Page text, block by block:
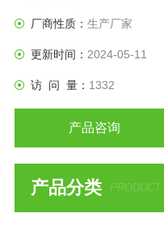
厂商性质： 生产厂家
更新时间： 2024-05-11
访 问 量： 1332
产品咨询
产品分类